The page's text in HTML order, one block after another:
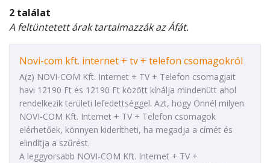
2 találat
A feltüntetett árak tartalmazzák az Áfát.
Novi-com kft. internet + tv + telefon csomagokról
A(z) NOVI-COM Kft. Internet + TV + Telefon csomagjait
havi 12190 Ft és 12190 Ft között kínálja mindenütt ahol
rendelkezik területi lefedettséggel. Azt, hogy Önnél milyen
NOVI-COM Kft. Internet + TV + Telefon csomagok
elérhetőek, könnyen kiderítheti, ha megadja a címét és
elindítja a szűrést.
A leggyorsabb NOVI-COM Kft. Internet + TV +